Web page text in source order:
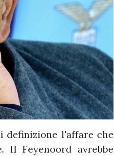
definizione l'affare che
Il Feyenoord avrebbe